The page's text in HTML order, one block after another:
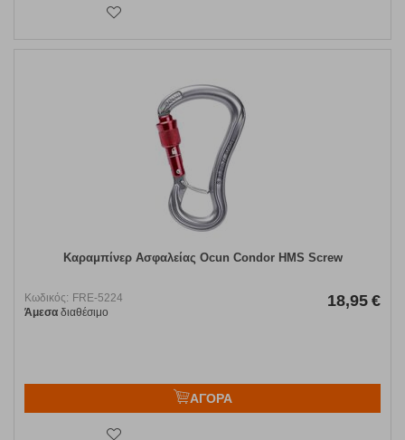
Καραμπίνερ Ασφαλείας Ocun Condor HMS Screw
Κωδικός: FRE-5224
Άμεσα διαθέσιμο
18,95 €
ΑΓΟΡΑ